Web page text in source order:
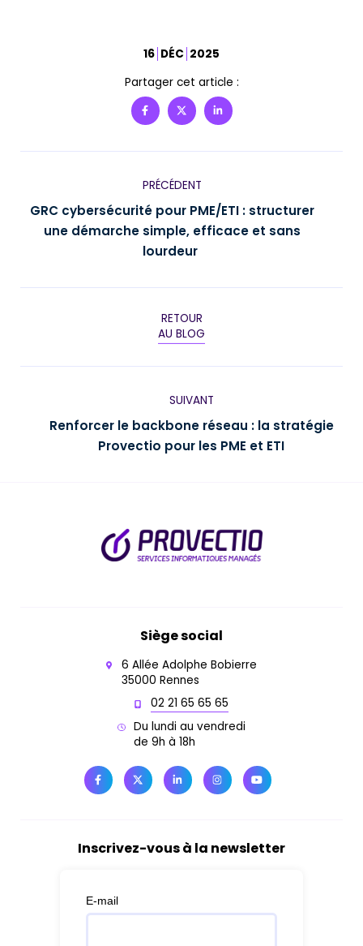
16 DÉC 2025
Partager cet article :
PRÉCÉDENT
GRC cybersécurité pour PME/ETI : structurer
une démarche simple, efficace et sans
lourdeur
RETOUR
AU BLOG
SUIVANT
Renforcer le backbone réseau : la stratégie
Provectio pour les PME et ETI
Siège social
6 Allée Adolphe Bobierre
35000 Rennes
02 21 65 65 65
Du lundi au vendredi
de 9h à 18h
Inscrivez-vous à la newsletter